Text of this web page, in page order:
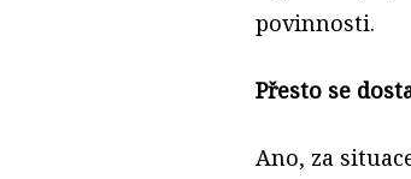
povinnosti.
Přesto se
Ano, za